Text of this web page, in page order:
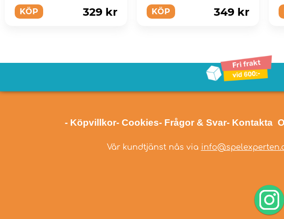
KÖP 329 kr KÖP 349 kr
- Köpvillkor- Cookies- Frågor & Svar- Kontakta
Vår kundtjänst nås via